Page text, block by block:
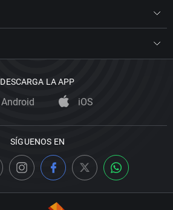
DESCARGA LA APP
Android iOS
SÍGUENOS EN